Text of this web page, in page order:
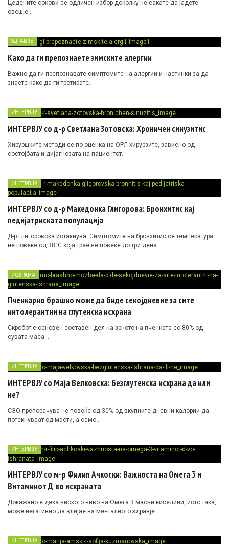
Цедените сокови се одличен избор доколку не сакате да јадете
овошје…
ЗДРАВЈЕ
Како да ги препознаете зимските алергии
Важно да ги препознавате симптомите на алергии и настинки за да
знаете како да ги третирате…
ИНТЕРВЈУ
ИНТЕРВЈУ со д-р Светлана Зотовска: Хроничен синузитис
Хируршките методи се по оценка на ОРЛ хирурзите, зависно од
состојбата и дијагнозата на пациентот.
ИНТЕРВЈУ
ИНТЕРВЈУ со д-р Македонка Глигорова: Бронхитис кај
педијатриската популација
Д-р Глигоровска истакнува: Симптомите на бронхитис се температура
не повеќе од 38°С која трае не повеќе до три дена…
ИСХРАНА
Пченкарно брашно може да биде секојдневие за сите
интолерантни на глутенска исхрана
Скробот е основен составен дел на зрното на пченката со 80% од
сувата маса…
ИНТЕРВЈУ
ИНТЕРВЈУ со Маја Велковска: Безглутенска исхрана да или
не?
СЗО препорачува не повеќе од 30% од вкупните дневни калории да
потекнуваат од масти, а само…
ИНТЕРВЈУ
ИНТЕРВЈУ со м-р Филип Ачкоски: Важноста на Омега 3 и
Витаминот Д во исхраната
Докажано е дека ниското ниво на Омега 3 масни киселини, исто така,
може негативно да влијае на менталното здравје…
ИНТЕРВЈУ